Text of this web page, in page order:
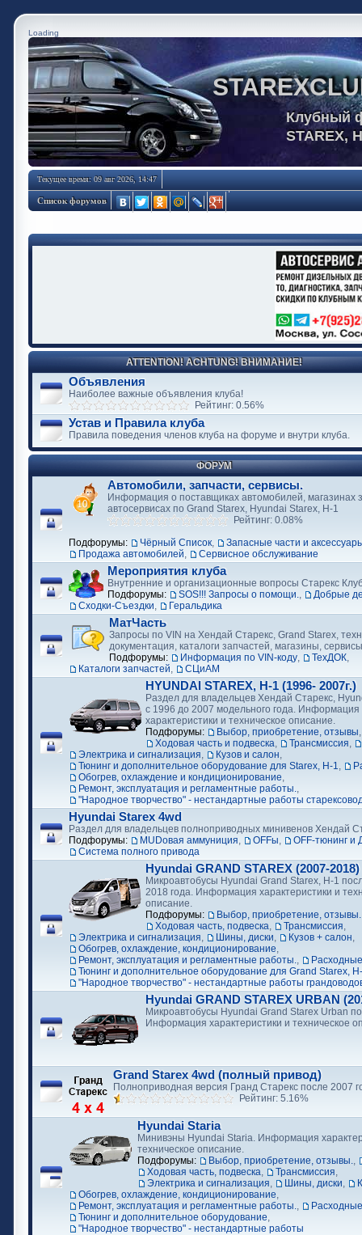
Loading
Клубный
STAREX,
Текущее время: 09 авг 2026, 14:47
Список форумов
ATTENTION! ACHTUNG! ВНИМАНИЕ!
Объявления
Наиболее важные объявления клуба!
Рейтинг: 0.56%
Устав и Правила клуба
Правила поведения членов клуба на форуме и внутри клуба.
ФОРУМ
Автомобили, запчасти, сервисы.
Информация о поставщиках автомобилей, магазинах
автосервисах по Grand Starex, Hyundai Starex, H-1
Рейтинг: 0.08%
Подфорумы:
Чёрный Список,
Запасные части и
Продажа автомобилей, Сервисное обслуживание
Мероприятия клуба
Внутренние и организационные вопросы Старекс
Подфорумы:
SOS!!! Запросы о помощи.,
Добрые
Сходки-Съездки, Геральдика
МатЧасть
Запросы по VIN на Хендай Старекс, Grand Starex,
документация, каталоги запчастей, магазины, сервисы
Подфорумы:
Информация по VIN-коду, ТехДОК,
Каталоги запчастей, СЦиАМ
HYUNDAI STAREX, H-1 (1996- 2007г.)
Раздел для владельцев Хендай Старекс,
с 1996 до 2007 модельного года. Информация
характеристики и техническое описание.
Подфорумы:
Выбор, приобретение, отзывы
Ходовая часть и подвеска, Трансмиссия,
Электрика и сигнализация, Кузов и салон,
Тюнинг и дополнительное оборудование для Starex, H-1,
Обогрев, охлаждение и кондиционирование,
Ремонт, эксплуатация и регламентные работы.,
"Народное творчество" - нестандартные работы
Hyundai Starex 4wd
Раздел для владельцев полноприводных минивенов Хендай
Подфорумы:
MUDовая аммуниция, OFFы,
OFF-тюнинг и
Cистема полного привода
Hyundai GRAND STAREX (2007-2018)
Микроавтобусы Hyundai Grand Starex, H-1
2018 года. Информация характеристики и
описание.
Подфорумы:
Выбор, приобретение, отзывы.
Ходовая часть, подвеска, Трансмиссия,
Электрика и сигнализация, Шины, диски, Кузов + салон,
Обогрев, охлаждение, кондиционирование,
Ремонт, эксплуатация и регламентные работы.,
Тюнинг и дополнительное оборудование для Grand Starex,
"Народное творчество" - нестандартные работы
Hyundai GRAND STAREX URBAN
Микроавтобусы Hyundai Grand Starex Urban
Информация характеристики и техническое
Grand Starex 4wd (полный привод)
Полноприводная версия Гранд Старекс после 2007
Рейтинг: 5.16%
Hyundai Staria
Минивэны Hyundai Staria. Информация
техническое описание.
Подфорумы:
Выбор, приобретение, отзывы.,
Ходовая часть, подвеска, Трансмиссия,
Электрика и сигнализация, Шины, диски,
Обогрев, охлаждение, кондиционирование,
Ремонт, эксплуатация и регламентные работы.,
Тюнинг и дополнительное оборудование,
"Народное творчество" - нестандартные работы